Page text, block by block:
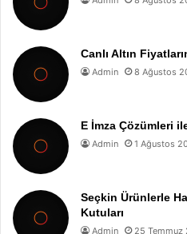
Canlı Altın
Admin 8 Ağustos
E İmza Çözümleri
Admin 1 Ağustos
Seçkin Ürünlerle
Kutuları
Admin 25 Temmuz